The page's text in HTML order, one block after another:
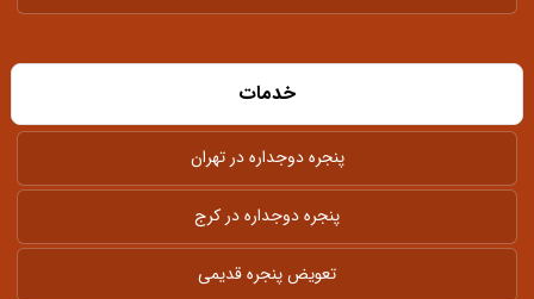
خدمات
پنجره دوجداره در تهران
پنجره دوجداره در کرج
تعویض پنجره قدیمی